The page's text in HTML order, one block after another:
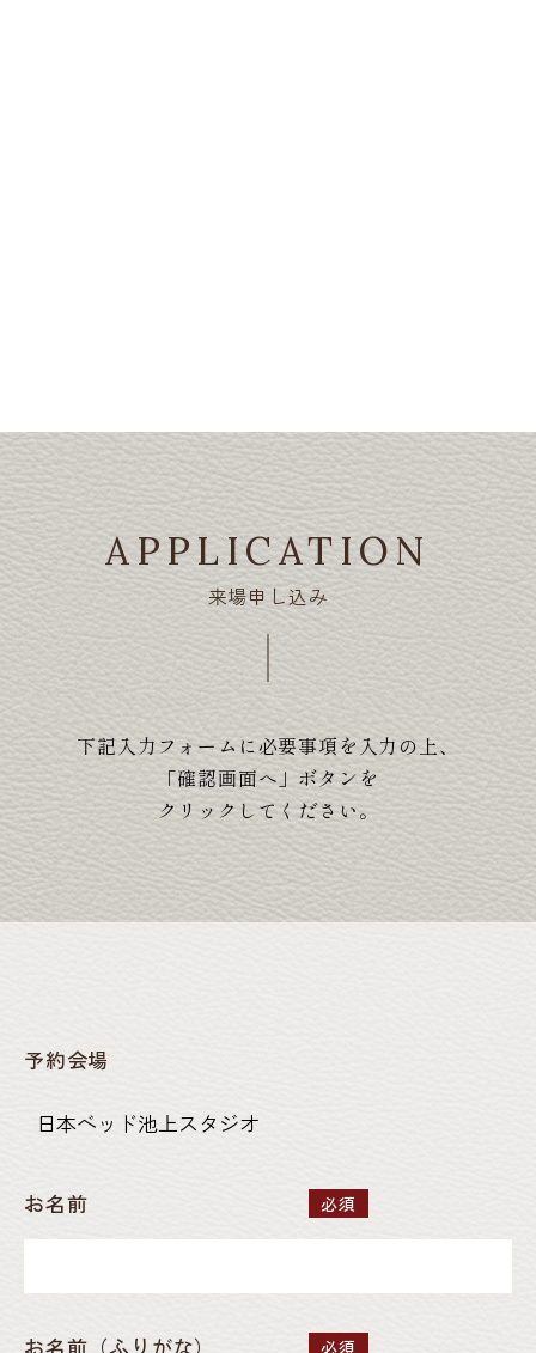
APPLICATION
来場申し込み
下記入力フォームに必要事項を入力の上、
「確認画面へ」ボタンを
クリックしてください。
予約会場
お名前 必須
お名前（ふりがな） 必須